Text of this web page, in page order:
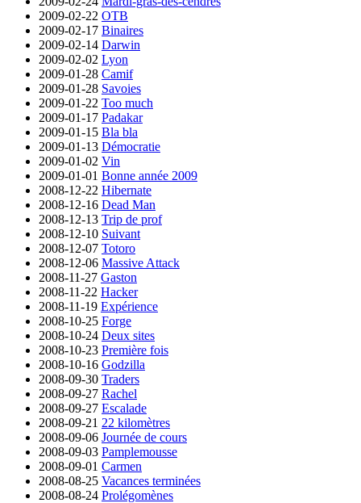
2009-02-22 OTB
2009-02-17 Binaires
2009-02-14 Darwin
2009-02-02 Lyon
2009-01-28 Camif
2009-01-28 Savoies
2009-01-22 Too much
2009-01-17 Padakar
2009-01-15 Bla bla
2009-01-13 Démocratie
2009-01-02 Vin
2009-01-01 Bonne année 2009
2008-12-22 Hibernate
2008-12-16 Dead Man
2008-12-13 Trip de prof
2008-12-10 Suivant
2008-12-07 Totoro
2008-12-06 Massive Attack
2008-11-27 Gaston
2008-11-22 Hacker
2008-11-19 Expérience
2008-10-25 Forge
2008-10-24 Deux sites
2008-10-23 Première fois
2008-10-16 Godzilla
2008-09-30 Traders
2008-09-27 Rachel
2008-09-27 Escalade
2008-09-21 22 kilomètres
2008-09-06 Journée de cours
2008-09-03 Pamplemousse
2008-09-01 Carmen
2008-08-25 Vacances terminées
2008-08-24 Prolégomènes